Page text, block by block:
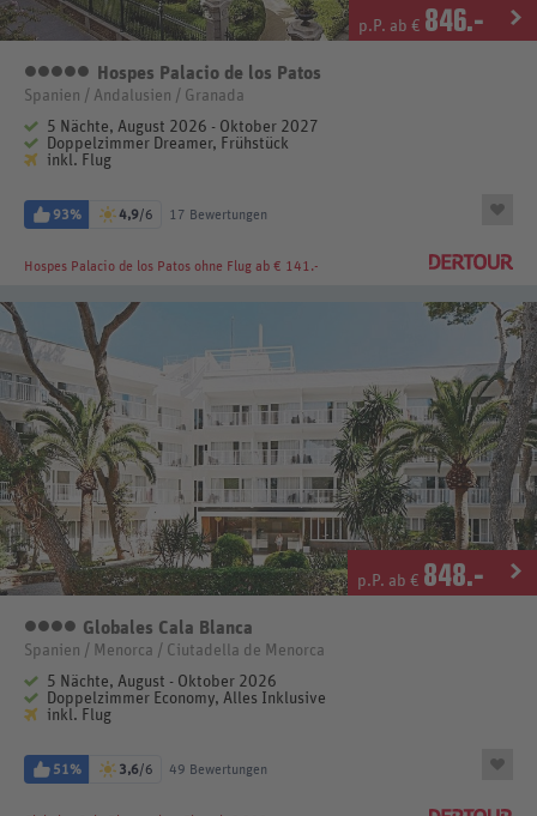
p.P. ab € 846.-
5 Sterne
Hospes Palacio de los Patos
Spanien / Andalusien / Granada
5 Nächte, August 2026 - Oktober 2027
Doppelzimmer Dreamer, Frühstück
inkl. Flug
93% 4,9/6 17 Bewertungen
Hospes Palacio de los Patos ohne Flug ab € 141.-
p.P. ab € 848.-
4 Sterne
Globales Cala Blanca
Spanien / Menorca / Ciutadella de Menorca
5 Nächte, August - Oktober 2026
Doppelzimmer Economy, Alles Inklusive
inkl. Flug
51% 3,6/6 49 Bewertungen